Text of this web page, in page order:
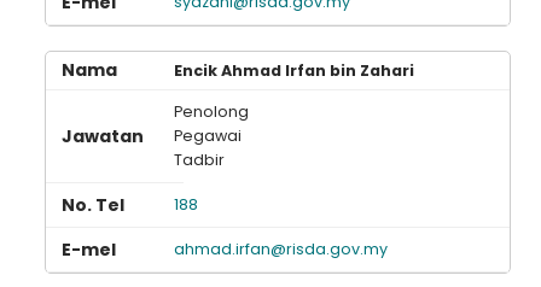
Encik Ahmad Irfan bin Zahari
Penolong
Pegawai
Tadbir
188
ahmad.irfan@risda.gov.my